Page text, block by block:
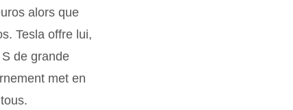
alors que
Tesla offre lui,
de grande
met en